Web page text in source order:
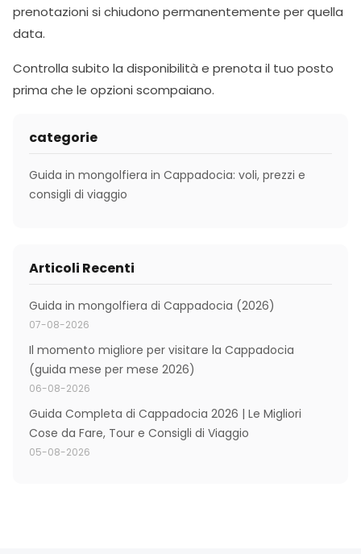
prenotazioni si chiudono permanentemente per quella
data.
Controlla subito la disponibilità e prenota il tuo posto
prima che le opzioni scompaiano.
categorie
Guida in mongolfiera in Cappadocia: voli, prezzi e
consigli di viaggio
Articoli Recenti
Guida in mongolfiera di Cappadocia (2026)
07-08-2026
Il momento migliore per visitare la Cappadocia
(guida mese per mese 2026)
06-08-2026
Guida Completa di Cappadocia 2026 | Le Migliori
Cose da Fare, Tour e Consigli di Viaggio
05-08-2026